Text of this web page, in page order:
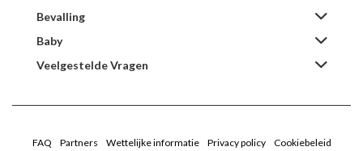
Bevalling
Baby
Veelgestelde Vragen
FAQ Partners Wettelijke informatie Privacy policy
Cookiebeleid